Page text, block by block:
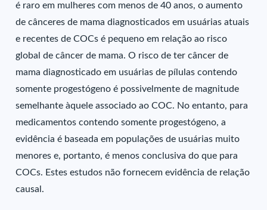
é raro em mulheres com menos de 40 anos, o aumento
de cânceres de mama diagnosticados em usuárias atuais
e recentes de COCs é pequeno em relação ao risco
global de câncer de mama. O risco de ter câncer de
mama diagnosticado em usuárias de pílulas contendo
somente progestógeno é possivelmente de magnitude
semelhante àquele associado ao COC. No entanto, para
medicamentos contendo somente progestógeno, a
evidência é baseada em populações de usuárias muito
menores e, portanto, é menos conclusiva do que para
COCs. Estes estudos não fornecem evidência de relação
causal.